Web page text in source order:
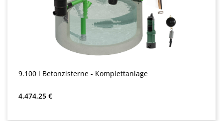
9.100 l Betonzisterne - Komplettanlage
Almindelig pris:
4.474,25 €